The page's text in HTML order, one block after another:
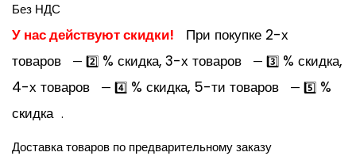
Без НДС
У нас действуют скидки!
При покупке 2-х
товаров
— 2️⃣ % скидка, 3-х товаров — 3️⃣ % скидка,
4-х товаров
— 4️⃣ % скидка, 5-ти товаров — 5️⃣ %
скидка .
Доставка товаров по предварительному заказу